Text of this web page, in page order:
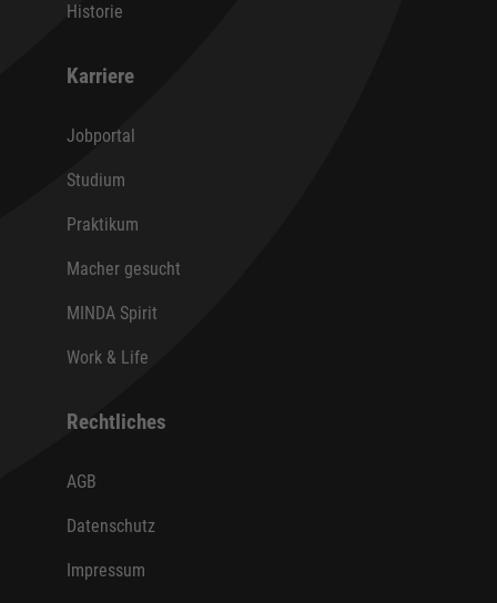
Historie
Karriere
Jobportal
Studium
Praktikum
Macher gesucht
MINDA Spirit
Work & Life
Rechtliches
AGB
Datenschutz
Impressum